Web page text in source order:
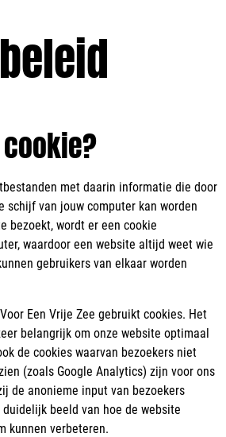
met daarin informatie die door
schijf van jouw computer kan worden
bezoekt, wordt er een cookie
waardoor een website altijd weet wie
gebruikers van elkaar worden
Een Vrije Zee gebruikt cookies. Het
belangrijk om onze website optimaal
de cookies waarvan bezoekers niet
(zoals Google Analytics) zijn voor ons
de anonieme input van bezoekers
beeld van hoe de website
kunnen verbeteren.